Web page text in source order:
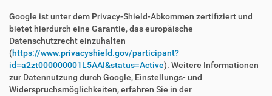
Google ist unter dem Privacy-Shield-Abkommen zertifiziert und
bietet hierdurch eine Garantie, das europäische
Datenschutzrecht einzuhalten
(https://www.privacyshield.gov/participant?
id=a2zt000000001L5AAI&status=Active). Weitere Informationen
zur Datennutzung durch Google, Einstellungs- und
Widerspruchsmöglichkeiten, erfahren Sie in der